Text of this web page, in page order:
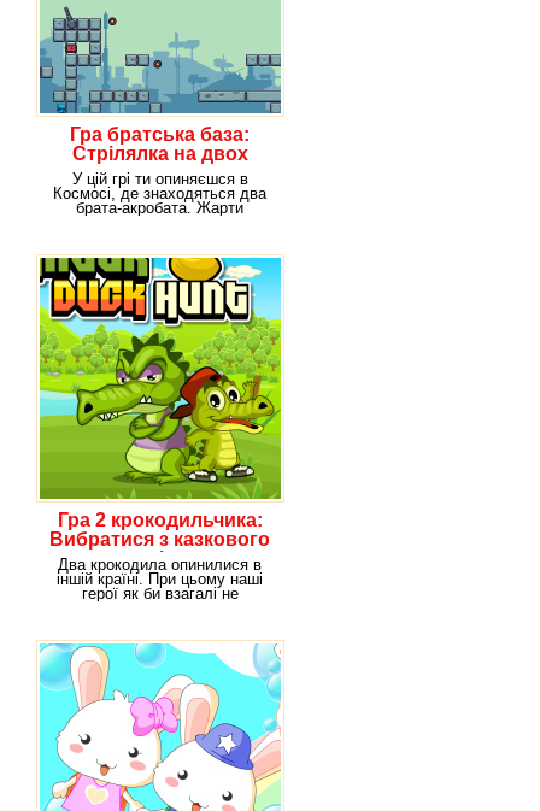
Гра братська база:
Стрілялка на двох
У цій грі ти опиняєшся в
Космосі, де знаходяться два
брата-акробата. Жарти
Гра 2 крокодильчика:
Вибратися з казкового
світу
Два крокодила опинилися в
іншій країні. При цьому наші
герої як би взагалі не